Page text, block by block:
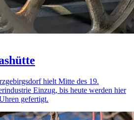
hielt Mitte des 19.
Einzug, bis heute werden hier
gefertigt.